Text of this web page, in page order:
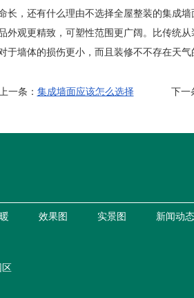
，还有什么理由不选择全屋整装的集成墙
外观更精致，可塑性范围更广阔。比传统
于墙体的损伤更小，而且装修不不存在天气
上一条： 集成墙面应该怎么选择 下一
效果图 实景图 新闻动态